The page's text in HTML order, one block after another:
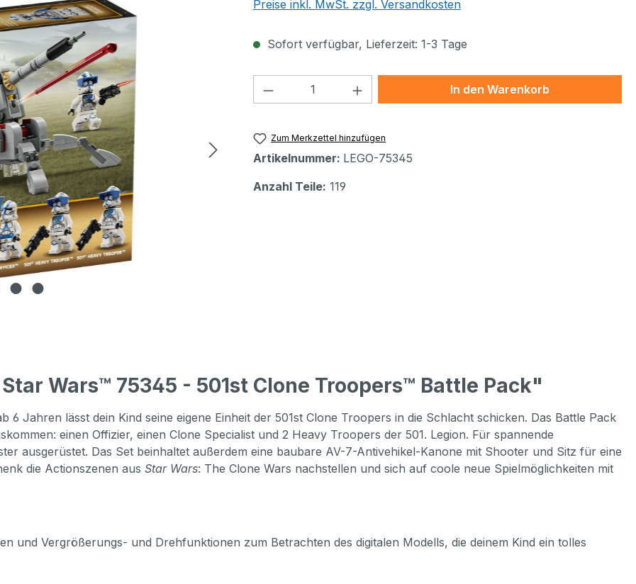
Preise inkl. MwSt. zzgl. Versandkosten
Sofort verfügbar, Lieferzeit: 1-3 Tage
Produkt Anzahl: Gib den gewünschten Wert
In den Warenkorb
Zum Merkzettel hinzufügen
Artikelnummer: LEGO-75345
Anzahl Teile: 119
Wars™ 75345 - 501st Clone Troopers™ Battle Pack"
6 Jahren lässt dein Kind seine eigene Einheit der 501st Clone Troopers in die Schlacht schicken. Das Battle Pack
einen Offizier, einen Clone Specialist und 2 Heavy Troopers der 501. Legion. Für spannende
ausgerüstet. Das Set beinhaltet außerdem eine baubare AV-7-Antivehikel-Kanone mit Shooter und Sitz für eine
die Actionszenen aus Star Wars: The Clone Wars nachstellen und sich auf coole neue Spielmöglichkeiten mit
und Vergrößerungs- und Drehfunktionen zum Betrachten des digitalen Modells, die deinem Kind ein tolles